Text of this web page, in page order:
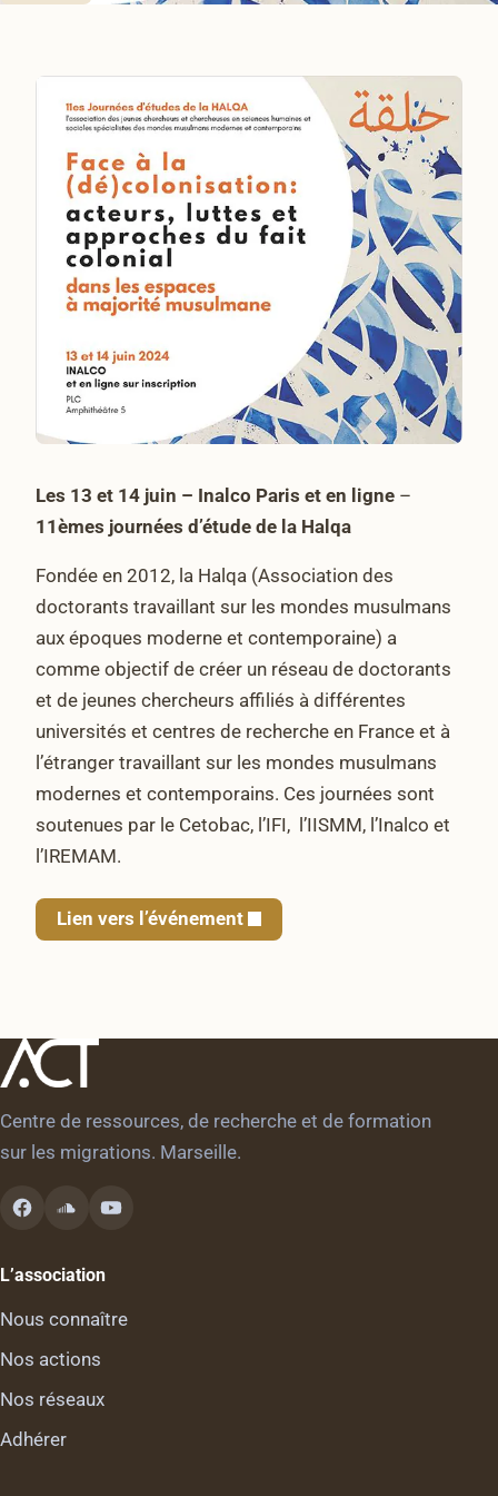
Les 13 et 14 juin – Inalco Paris et en ligne –
11èmes journées d’étude de la Halqa
Fondée en 2012, la Halqa (Association des
doctorants travaillant sur les mondes musulmans
aux époques moderne et contemporaine) a
comme objectif de créer un réseau de doctorants
et de jeunes chercheurs affiliés à différentes
universités et centres de recherche en France et à
l’étranger travaillant sur les mondes musulmans
modernes et contemporains. Ces journées sont
soutenues par le Cetobac, l’IFI, l’IISMM, l’Inalco et
l’IREMAM.
Lien vers l’événement
Centre de ressources, de recherche et de formation
sur les migrations. Marseille.
L’association
Nous connaître
Nos actions
Nos réseaux
Adhérer